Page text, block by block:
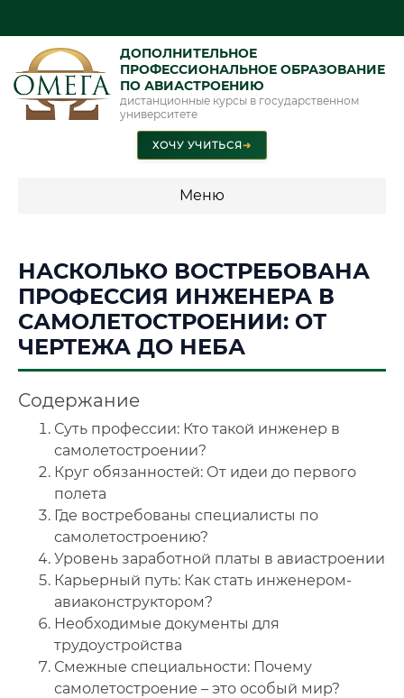
ДОПОЛНИТЕЛЬНОЕ
ПРОФЕССИОНАЛЬНОЕ ОБРАЗОВАНИЕ
ПО АВИАСТРОЕНИЮ
дистанционные курсы в государственном
университете
ХОЧУ УЧИТЬСЯ➜
Меню
Стоимость по программам обучения "Авиастроение"
📜 Документы и аккредитация
🔍Нажмите на документ для увеличения и просмотра
НАСКОЛЬКО ВОСТРЕБОВАНА
ПРОФЕССИЯ ИНЖЕНЕРА В
САМОЛЕТОСТРОЕНИИ: ОТ
ЧЕРТЕЖА ДО НЕБА
Содержание
Суть профессии: Кто такой инженер в
самолетостроении?
Круг обязанностей: От идеи до первого
полета
Где востребованы специалисты по
самолетостроению?
Уровень заработной платы в авиастроении
Карьерный путь: Как стать инженером-
авиаконструктором?
Необходимые документы для
трудоустройства
Смежные специальности: Почему
самолетостроение – это особый мир?